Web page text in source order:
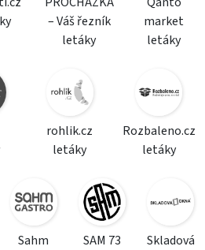
– Váš řezník
letáky
market
letáky
rohlik.cz
letáky
Rozbaleno.cz
letáky
Sahm
SAM 73
Skladová